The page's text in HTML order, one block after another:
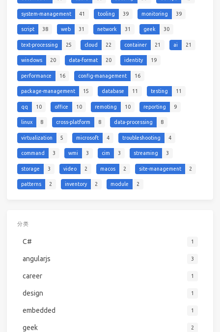
system-management 41 tooling 39 monitoring 39
script 38 web 31 network 31 geek 30
text-processing 25 cloud 22 container 21 ai 21
windows 20 data-format 20 identity 19
performance 16 config-management 16
package-management 15 database 11 testing 11
qq 10 office 10 remoting 10 reporting 9
linux 8 cross-platform 8 data-processing 8
virtualization 5 microsoft 4 troubleshooting 4
command 3 wmi 3 cim 3 streaming 3
storage 3 video 2 macos 2 site-management 2
patterns 2 inventory 2 module 2
分类
C# 1
angularjs 3
career 1
design 1
embedded 1
geek 2